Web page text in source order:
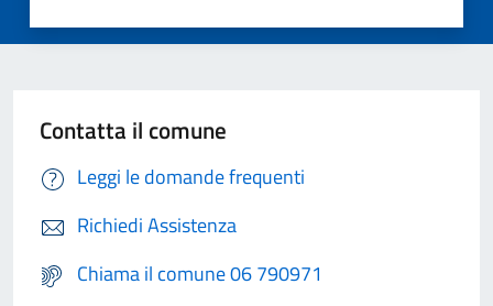
Contatta il comune
Leggi le domande frequenti
Richiedi Assistenza
Chiama il comune 06 790971